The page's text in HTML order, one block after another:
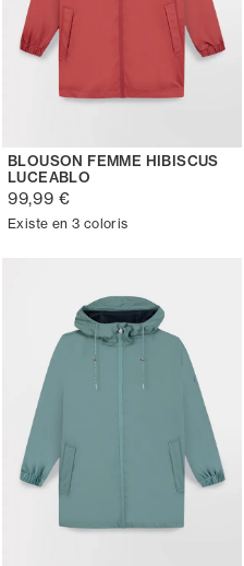
BLOUSON FEMME HIBISCUS
LUCEABLO
99,99 €
Existe en 3 coloris